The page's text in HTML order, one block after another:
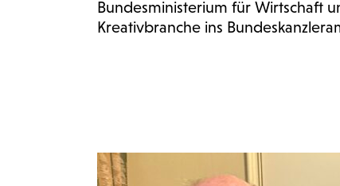
Bundesministerium für Wirtschaft
Kreativbranche ins